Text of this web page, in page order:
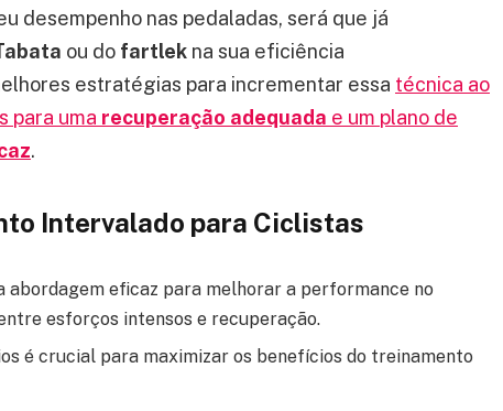
desempenho nas pedaladas, será que já
ou do fartlek na sua eficiência
estratégias para incrementar essa técnica ao
para uma recuperação adequada e um plano de
.
Intervalado para Ciclistas
abordagem eficaz para melhorar a performance no
esforços intensos e recuperação.
é crucial para maximizar os benefícios do treinamento